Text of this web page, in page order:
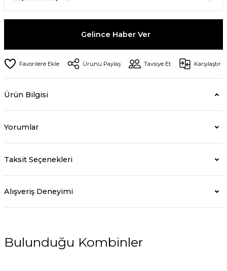
Gelince Haber Ver
Ürünü Paylaş Tavsiye Et Karşılaştır
Ürün Bilgisi
Yorumlar
Taksit Seçenekleri
Alışveriş Deneyimi
Bulunduğu Kombinler